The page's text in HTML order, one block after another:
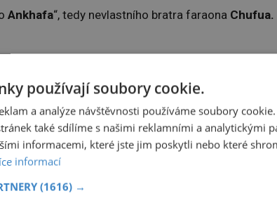
Ankhafa“, tedy nevlastního bratra faraona Chufua.
na některé práce na stavbě Velké (též
přesunu okolo 2,3 milionu stavebních bloků, každý
National Museums Scotland ve skotském
používají soubory cookie.
a analýze návštěvnosti používáme soubory
také sdílíme s našimi reklamními a analytickými
informacemi, které jste jim poskytli nebo které
informací
(1616) →